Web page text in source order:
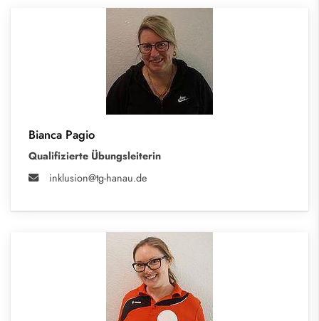
Bianca Pagio
Qualifizierte Übungsleiterin
inklusion@tg-hanau.de